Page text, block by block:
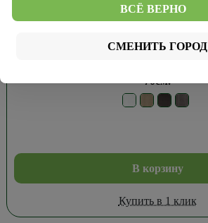
4 667₽
70см.
В корзину
Купить в 1 клик
ВСЁ ВЕРНО
СМЕНИТЬ ГОРОД